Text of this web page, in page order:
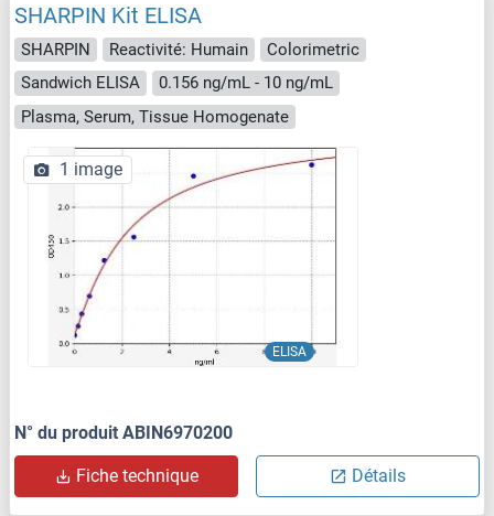
SHARPIN Kit ELISA
SHARPIN Reactivité: Humain
Colorimetric
Sandwich ELISA
0.156 ng/mL - 10 ng/mL
Plasma, Serum, Tissue Homogenate
ELISA
1 image
N° du produit ABIN6970200
Fiche technique Détails